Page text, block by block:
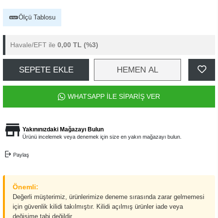
Ölçü Tablosu
Havale/EFT ile 0,00 TL (%3)
SEPETE EKLE HEMEN AL
WHATSAPP İLE SİPARİŞ VER
Yakınınızdaki Mağazayı Bulun
Ürünü incelemek veya denemek için size en yakın mağazayı bulun.
Paylaş
Önemli:
Değerli müşterimiz, ürünlerimize deneme sırasında zarar gelmemesi
için güvenlik kilidi takılmıştır. Kilidi açılmış ürünler iade veya
değişime tabi değildir.